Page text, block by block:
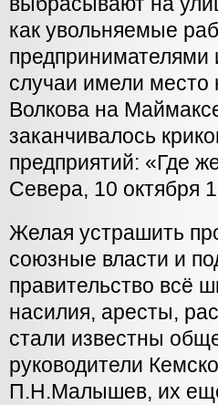
как увольняемые
случаи имели место
Волкова на
заканчивалось
предприятий: «Где
Севера, 10 октября
Желая устрашить
союзные власти и
правительство всё
насилия, аресты,
стали известны
руководители
П.Н.Малышев, их